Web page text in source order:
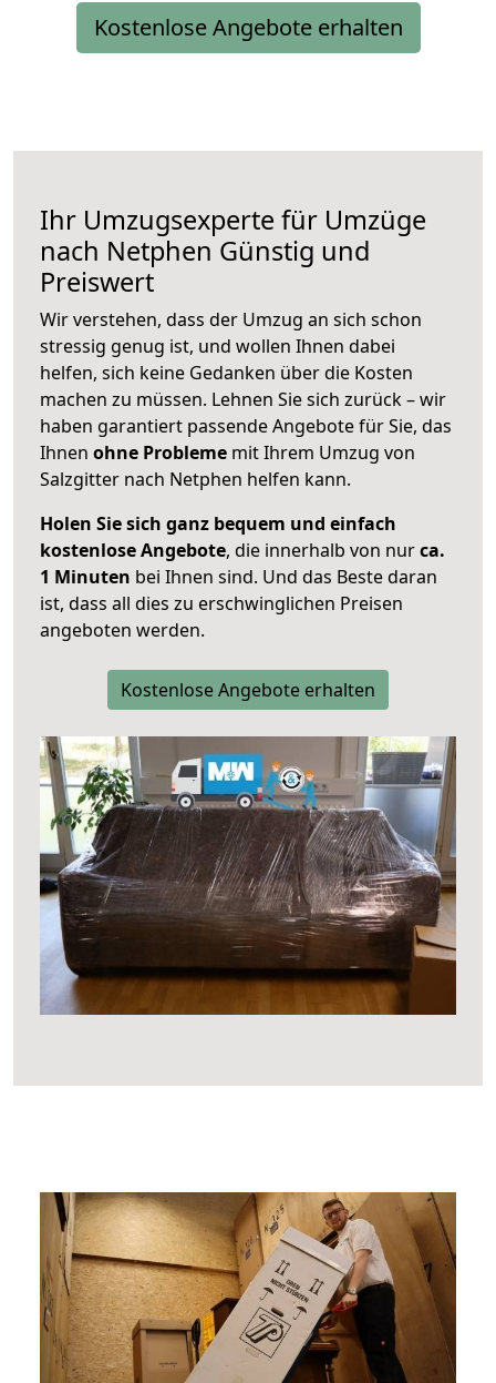
Kostenlose Angebote erhalten
Ihr Umzugsexperte für Umzüge
nach Netphen Günstig und
Preiswert
Wir verstehen, dass der Umzug an sich schon
stressig genug ist, und wollen Ihnen dabei
helfen, sich keine Gedanken über die Kosten
machen zu müssen. Lehnen Sie sich zurück – wir
haben garantiert passende Angebote für Sie, das
Ihnen ohne Probleme mit Ihrem Umzug von
Salzgitter nach Netphen helfen kann.
Holen Sie sich ganz bequem und einfach
kostenlose Angebote, die innerhalb von nurca.
1 Minuten bei Ihnen sind. Und das Beste daran
ist, dass all dies zu erschwinglichen Preisen
angeboten werden.
Kostenlose Angebote erhalten